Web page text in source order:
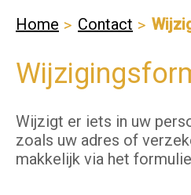
Home Contact
Wijzigt er iets in uw
zoals uw adres of
makkelijk via het